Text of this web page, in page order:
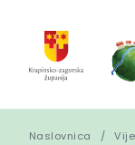
Naslovnica